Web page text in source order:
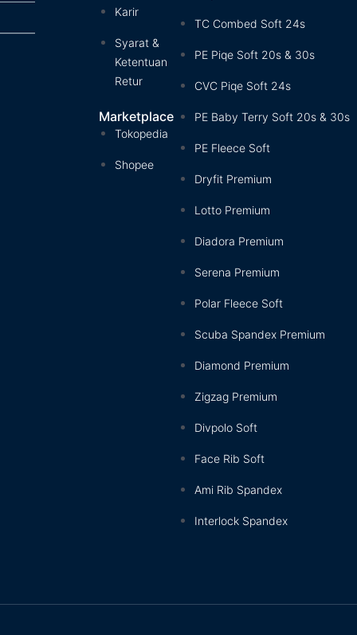
Karir
Syarat &
Ketentuan
Retur
Marketplace
Tokopedia
Shopee
TC Combed Soft 24s
PE Piqe Soft 20s & 30s
CVC Piqe Soft 24s
PE Baby Terry Soft 20s & 30s
PE Fleece Soft
Dryfit Premium
Lotto Premium
Diadora Premium
Serena Premium
Polar Fleece Soft
Scuba Spandex Premium
Diamond Premium
Zigzag Premium
Divpolo Soft
Face Rib Soft
Ami Rib Spandex
Interlock Spandex